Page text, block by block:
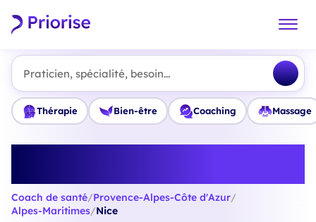
Praticien, spécialité, besoin...
Thérapie Bien-être Coaching Massage
Coach de santé/Provence-Alpes-Côte d'Azur/
Alpes-Maritimes/Nice